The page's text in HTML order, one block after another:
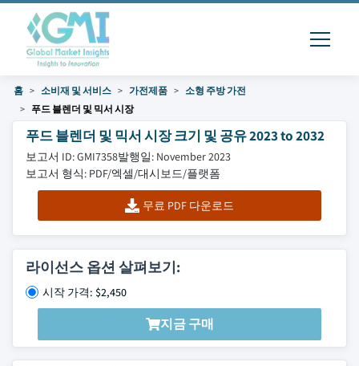
홈 소비재 및 서비스 가전제품
소형 주방 가전
푸드 블렌더 및 믹서 시장
푸드 블렌더 및 믹서 시장 크기 및 공유 2023 to 2032
보고서 ID: GMI7358발행일: November 2023
보고서 형식: PDF/엑셀/대시보드/플랫폼
무료 PDF 다운로드
라이선스 옵션 살펴보기:
시작 가격: $2,450
지금 구매